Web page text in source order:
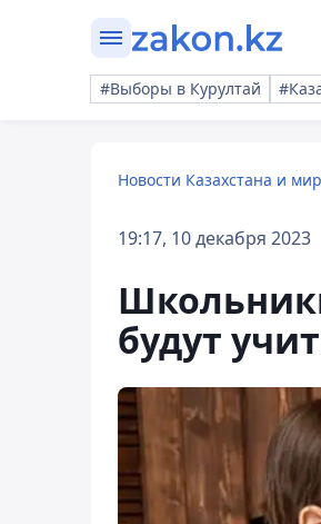
#Выборы в Курултай
Новости Казахстана и
19:17, 10 декабря 2023
будут